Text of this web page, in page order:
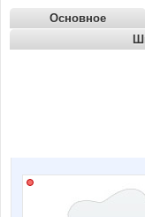
Основное